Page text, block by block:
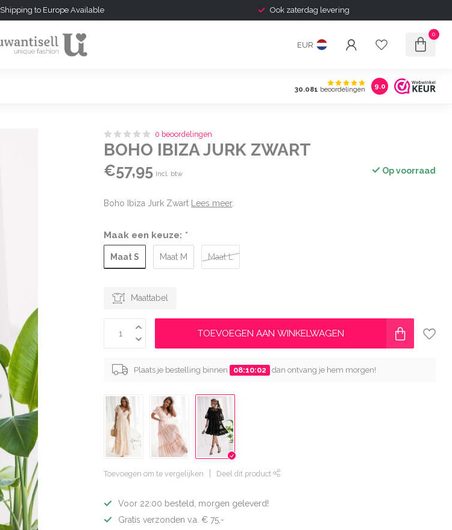
Shipping to Europe Available Ook zaterdag levering
EUR
0
30.081 beoordelingen 9.0
0 beoordelingen
BOHO IBIZA JURK ZWART
€57,95 Incl. btw Op voorraad
Boho Ibiza Jurk Zwart Lees meer.
Maak een keuze: *
Maat S Maat M Maat L
Maattabel
TOEVOEGEN AAN WINKELWAGEN
Plaats je bestelling binnen 08:10:01 dan ontvang je hem morgen!
Toevoegen om te vergelijken Deel dit product
Voor 22:00 besteld, morgen geleverd!
Gratis verzonden v.a. € 75,-